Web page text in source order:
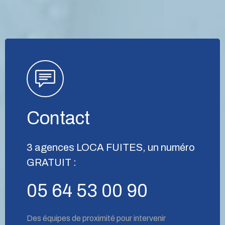
Contact
3 agences LOCA FUITES, un numéro
GRATUIT :
05 64 53 00 90
Des équipes de proximité pour intervenir